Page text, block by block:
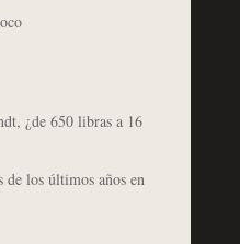
¿de 650 libras a 16
de los últimos años en